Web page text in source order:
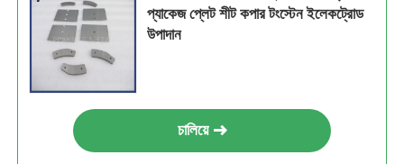
প্যাকেজ প্লেট শীট কপার টংস্টেন ইলেকট্রোড
উপাদান
চালিয়ে